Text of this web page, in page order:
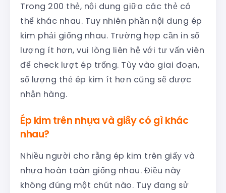
Trong 200 thẻ, nội dung giữa các thẻ có
thể khác nhau. Tuy nhiên phần nội dung ép
kim phải giống nhau. Trường hợp cần in số
lượng ít hơn, vui lòng liên hệ với tư vấn viên
để check lượt ép trống. Tùy vào giai đoạn,
số lượng thẻ ép kim ít hơn cũng sẽ được
nhận hàng.
Ép kim trên nhựa và giấy có gì khác
nhau?
Nhiều người cho rằng ép kim trên giấy và
nhựa hoàn toàn giống nhau. Điều này
không đúng một chút nào. Tuy đang sử